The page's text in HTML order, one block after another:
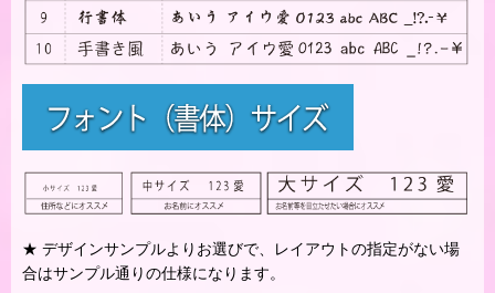
★ デザインサンプルよりお選びで、レイアウトの指定がない場
合はサンプル通りの仕様になります。